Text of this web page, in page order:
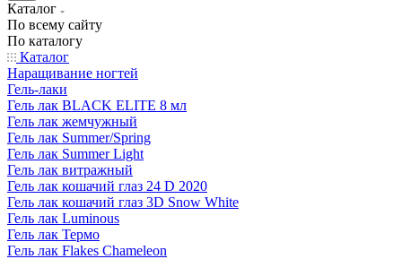
Каталог
По всему сайту
По каталогу
Каталог
Наращивание ногтей
Гель-лаки
Гель лак BLACK ELITE 8 мл
Гель лак жемчужный
Гель лак Summer/Spring
Гель лак Summer Light
Гель лак витражный
Гель лак кошачий глаз 24 D 2020
Гель лак кошачий глаз 3D Snow White
Гель лак Luminous
Гель лак Термо
Гель лак Flakes Chameleon